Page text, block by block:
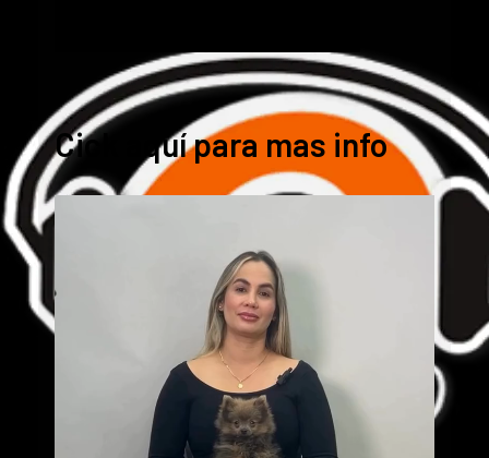
Cick aquí para mas info